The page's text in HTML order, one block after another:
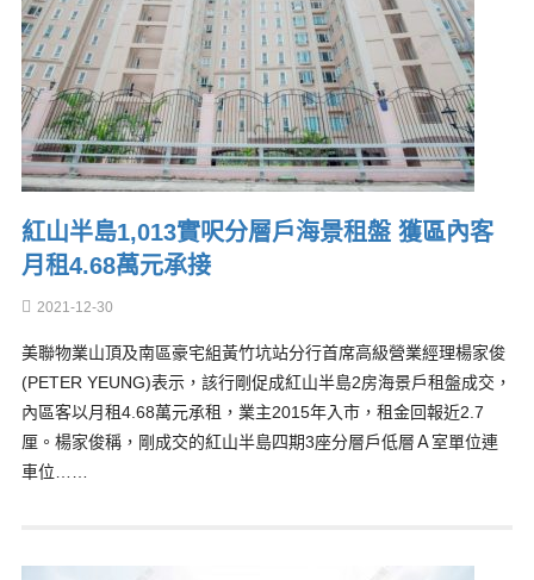
紅山半島1,013實呎分層戶海景租盤 獲區內客
月租4.68萬元承接
2021-12-30
美聯物業山頂及南區豪宅組黃竹坑站分行首席高級營業經理楊家俊
(PETER YEUNG)表示，該行剛促成紅山半島2房海景戶租盤成交，
內區客以月租4.68萬元承租，業主2015年入市，租金回報近2.7
厘。楊家俊稱，剛成交的紅山半島四期3座分層戶低層Ａ室單位連
車位……